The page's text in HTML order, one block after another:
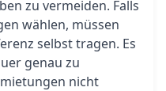
zu vermeiden. Falls
wählen, müssen
selbst tragen. Es
genau zu
nicht